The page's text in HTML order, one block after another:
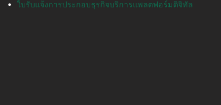
ใบรับแจ้งการประกอบธุรกิจบริการแพลตฟอร์มดิจิทัล